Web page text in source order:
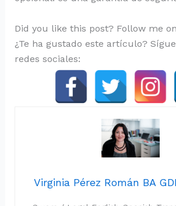
Did you like this post? Follow me
¿Te ha gustado este artículo?
redes sociales:
Virginia Pérez Román BA